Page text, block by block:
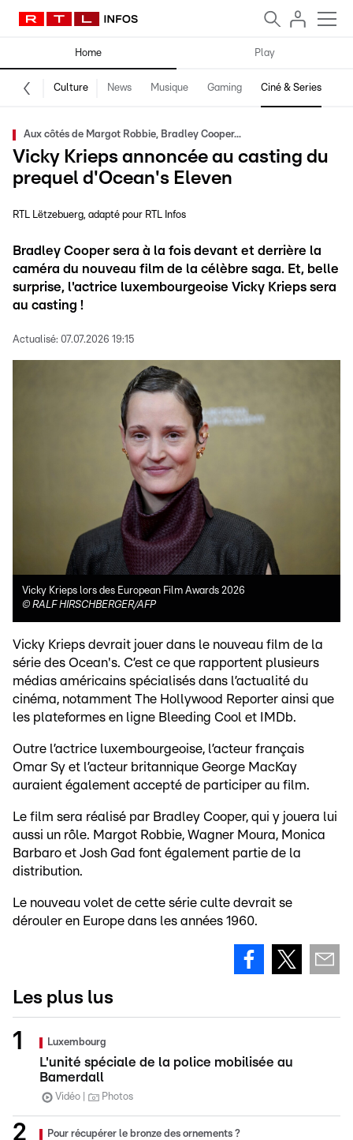
Home Play
Culture News Musique Gaming Ciné & Series
Aux côtés de Margot Robbie, Bradley Cooper...
Vicky Krieps annoncée au casting du
prequel d'Ocean's Eleven
RTL Lëtzebuerg adapté pour RTL Infos
Bradley Cooper sera à la fois devant et derrière la
caméra du nouveau film de la célèbre saga. Et, belle
surprise, l'actrice luxembourgeoise Vicky Krieps sera
au casting !
Actualisé: 07.07.2026 19:15
Vicky Krieps lors des European Film Awards 2026
© RALF HIRSCHBERGER/AFP
Vicky Krieps devrait jouer dans le nouveau film de la
série des Ocean's. C’est ce que rapportent plusieurs
médias américains spécialisés dans l’actualité du
cinéma, notamment The Hollywood Reporter ainsi que
les plateformes en ligne Bleeding Cool et IMDb.
Outre l’actrice luxembourgeoise, l’acteur français
Omar Sy et l’acteur britannique George MacKay
auraient également accepté de participer au film.
Le film sera réalisé par Bradley Cooper, qui y jouera lui
aussi un rôle. Margot Robbie, Wagner Moura, Monica
Barbaro et Josh Gad font également partie de la
distribution.
Le nouveau volet de cette série culte devrait se
dérouler en Europe dans les années 1960.
Les plus lus
Luxembourg
L'unité spéciale de la police mobilisée au
Bamerdall
Vidéo Photos
Pour récupérer le bronze des ornements ?